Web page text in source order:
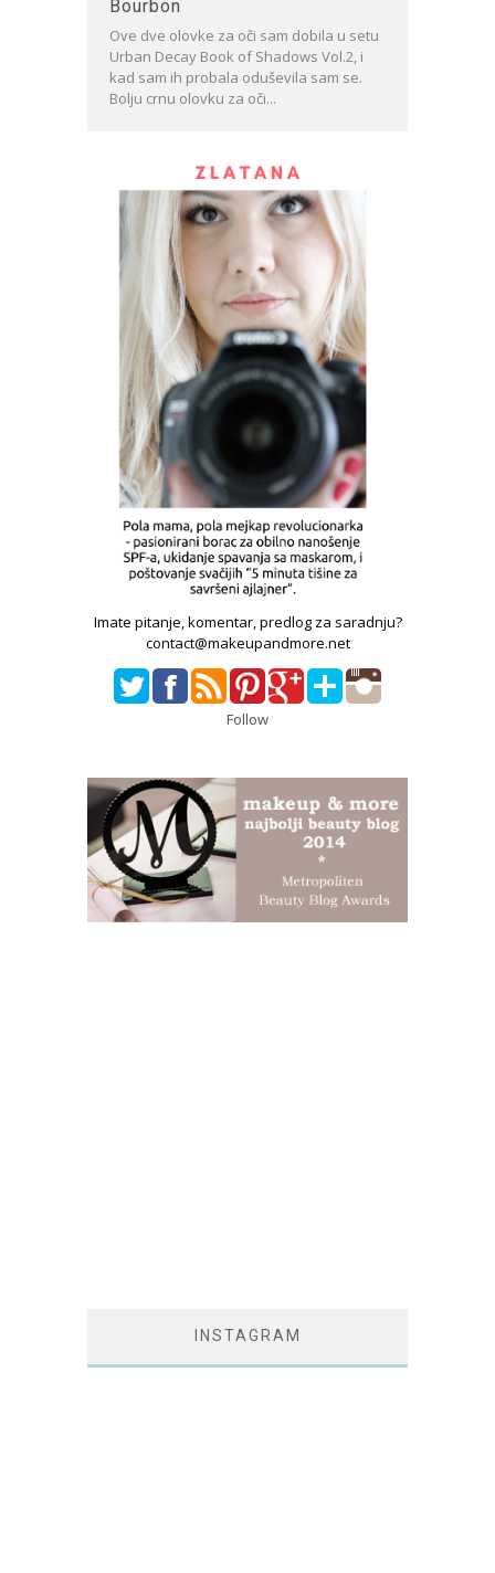
Bourbon
Ove dve olovke za oči sam dobila u setu
Urban Decay Book of Shadows Vol.2, i
kad sam ih probala oduševila sam se.
Bolju crnu olovku za oči...
Imate pitanje, komentar, predlog za saradnju?
contact@makeupandmore.net
Follow
INSTAGRAM